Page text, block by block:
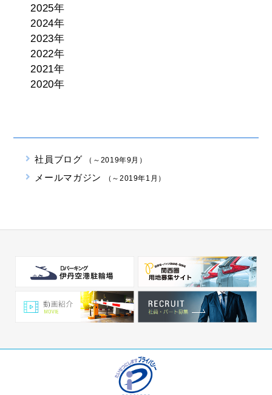
2025年
2024年
2023年
2022年
2021年
2020年
社員ブログ （～2019年9月）
メールマガジン （～2019年1月）